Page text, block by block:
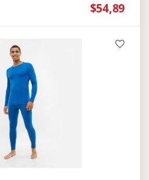
$54,89
favorite_border